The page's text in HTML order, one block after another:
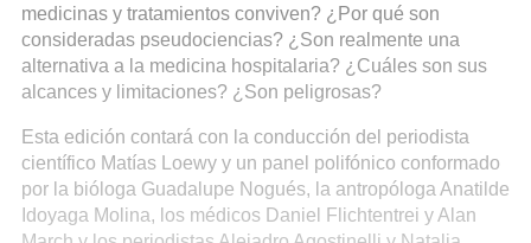
medicinas y tratamientos conviven? ¿Por qué son
consideradas pseudociencias? ¿Son realmente una
alternativa a la medicina hospitalaria? ¿Cuáles son sus
alcances y limitaciones? ¿Son peligrosas?
Esta edición contará con la conducción del periodista
científico Matías Loewy y un panel polifónico conformado
por la bióloga Guadalupe Nogués, la antropóloga Anatilde
Idoyaga Molina, los médicos Daniel Flichtentrei y Alan